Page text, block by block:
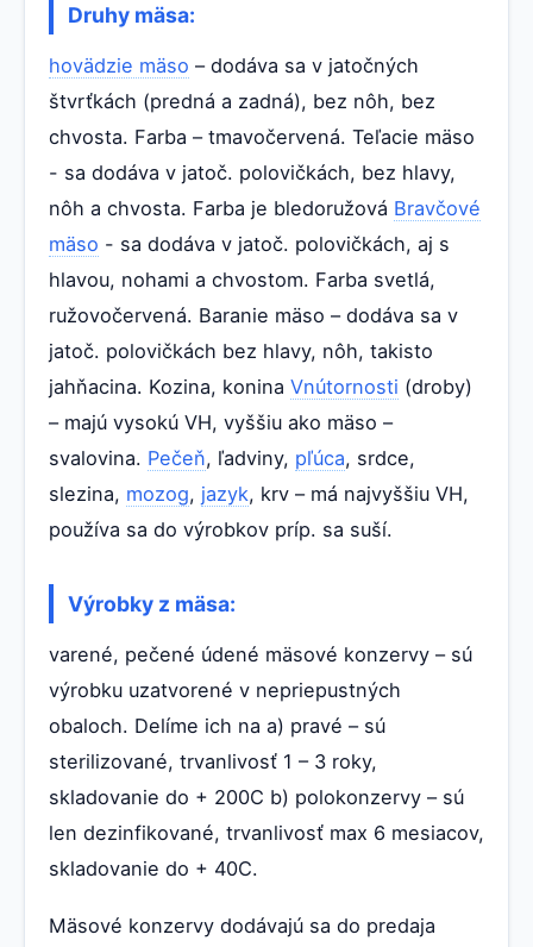
Druhy mäsa:
hovädzie mäso – dodáva sa v jatočných
štvrťkách (predná a zadná), bez nôh, bez
chvosta. Farba – tmavočervená. Teľacie mäso
- sa dodáva v jatoč. polovičkách, bez hlavy,
nôh a chvosta. Farba je bledoružová Bravčové
mäso - sa dodáva v jatoč. polovičkách, aj s
hlavou, nohami a chvostom. Farba svetlá,
ružovočervená. Baranie mäso – dodáva sa v
jatoč. polovičkách bez hlavy, nôh, takisto
jahňacina. Kozina, konina Vnútornosti (droby)
– majú vysokú VH, vyššiu ako mäso –
svalovina. Pečeň, ľadviny, pľúca, srdce,
slezina, mozog, jazyk, krv – má najvyššiu VH,
používa sa do výrobkov príp. sa suší.
Výrobky z mäsa:
varené, pečené údené mäsové konzervy – sú
výrobku uzatvorené v nepriepustných
obaloch. Delíme ich na a) pravé – sú
sterilizované, trvanlivosť 1 – 3 roky,
skladovanie do + 200C b) polokonzervy – sú
len dezinfikované, trvanlivosť max 6 mesiacov,
skladovanie do + 40C.
Mäsové konzervy dodávajú sa do predaja